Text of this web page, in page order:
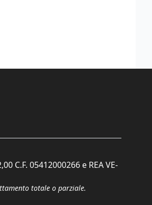
C.F. 05412000266 e REA VE-
totale o parziale.